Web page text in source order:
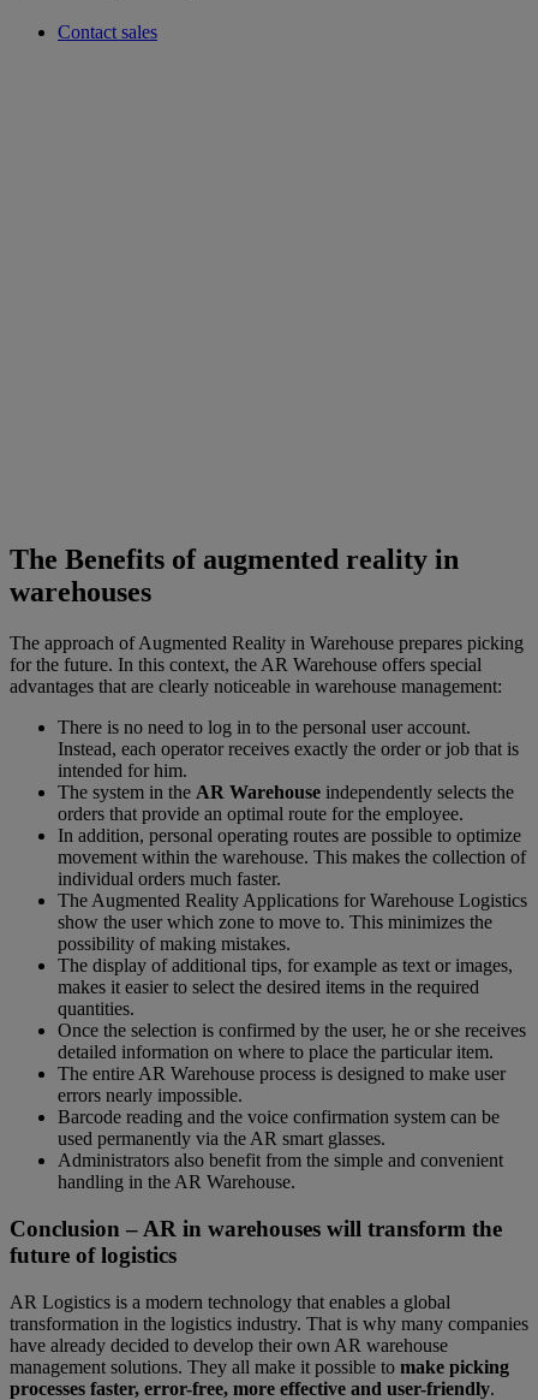
Contact sales
The Benefits of augmented reality in
warehouses
The approach of Augmented Reality in Warehouse prepares picking
for the future. In this context, the AR Warehouse offers special
advantages that are clearly noticeable in warehouse management:
There is no need to log in to the personal user account.
Instead, each operator receives exactly the order or job that is
intended for him.
The system in the AR Warehouse independently selects the
orders that provide an optimal route for the employee.
In addition, personal operating routes are possible to optimize
movement within the warehouse. This makes the collection of
individual orders much faster.
The Augmented Reality Applications for Warehouse Logistics
show the user which zone to move to. This minimizes the
possibility of making mistakes.
The display of additional tips, for example as text or images,
makes it easier to select the desired items in the required
quantities.
Once the selection is confirmed by the user, he or she receives
detailed information on where to place the particular item.
The entire AR Warehouse process is designed to make user
errors nearly impossible.
Barcode reading and the voice confirmation system can be
used permanently via the AR smart glasses.
Administrators also benefit from the simple and convenient
handling in the AR Warehouse.
Conclusion – AR in warehouses will transform the
future of logistics
AR Logistics is a modern technology that enables a global
transformation in the logistics industry. That is why many companies
have already decided to develop their own AR warehouse
management solutions. They all make it possible to make picking
processes faster, error-free, more effective and user-friendly.